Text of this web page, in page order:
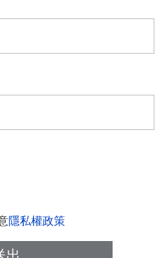
隱私權政策